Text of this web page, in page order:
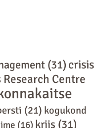
(31) crisis
Research Centre
(21) kogukond
(16) kriis (31)